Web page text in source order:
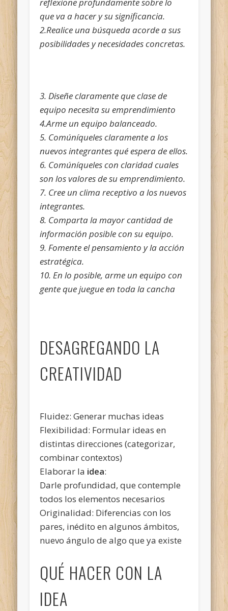
que va a hacer y su significancia.
2.Realice una búsqueda acorde a sus
posibilidades y necesidades concretas.
3. Diseñe claramente que clase de
equipo necesita su emprendimiento
4.Arme un equipo balanceado.
5. Comúníqueles claramente a los
nuevos integrantes qué espera de ellos.
6. Comúníqueles con claridad cuales
son los valores de su emprendimiento.
7. Cree un clima receptivo a los nuevos
integrantes.
8. Comparta la mayor cantidad de
información posible con su equipo.
9. Fomente el pensamiento y la acción
estratégica.
10. En lo posible, arme un equipo con
gente que juegue en toda la cancha
DESAGREGANDO LA
CREATIVIDAD
Fluidez: Generar muchas ideas
Flexibilidad: Formular ideas en
distintas direcciones (categorizar,
combinar contextos)
Elaborar la idea:
Darle profundidad, que contemple
todos los elementos necesarios
Originalidad: Diferencias con los
pares, inédito en algunos ámbitos,
nuevo ángulo de algo que ya existe
QUÉ HACER CON LA
IDEA